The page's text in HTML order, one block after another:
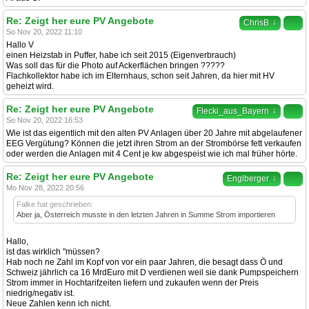
ChrisB ↓
Re: Zeigt her eure PV Angebote
So Nov 20, 2022 11:10
Hallo V
einen Heizstab in Puffer, habe ich seit 2015 (Eigenverbrauch)
Was soll das für die Photo auf Ackerflächen bringen ?????
Flachkollektor habe ich im Elternhaus, schon seit Jahren, da hier mit HV
geheizt wird.
Flecki_aus_Bayern ↓
Re: Zeigt her eure PV Angebote
So Nov 20, 2022 16:53
Wie ist das eigentlich mit den alten PV Anlagen über 20 Jahre mit abgelaufener
EEG Vergütung? Können die jetzt ihren Strom an der Strombörse fett verkaufen
oder werden die Anlagen mit 4 Cent je kw abgespeist wie ich mal früher hörte.
Englberger ↓
Re: Zeigt her eure PV Angebote
Mo Nov 28, 2022 20:56
Falke hat geschrieben:
Aber ja, Österreich musste in den letzten Jahren in Summe Strom importieren
Hallo,
ist das wirklich "müssen?
Hab noch ne Zahl im Kopf von vor ein paar Jahren, die besagt dass Ö und
Schweiz jährlich ca 16 MrdEuro mit D verdienen weil sie dank Pumpspeichern
Strom immer in Hochtarifzeiten liefern und zukaufen wenn der Preis
niedrig/negativ ist.
Neue Zahlen kenn ich nicht.